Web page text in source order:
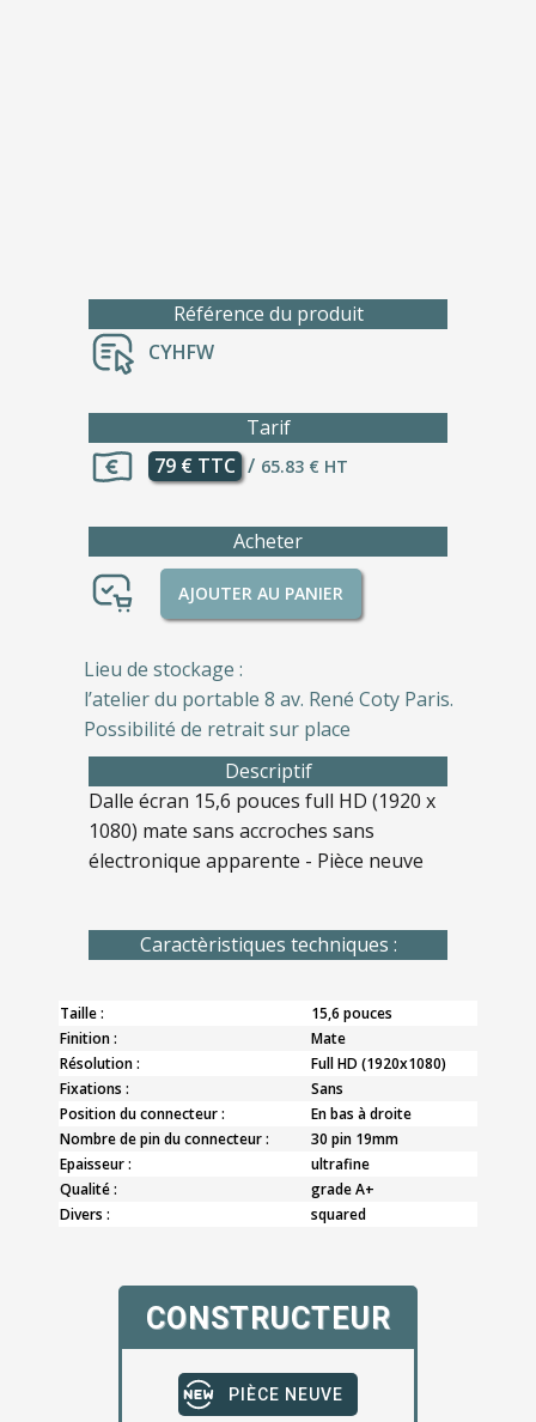
Référence du produit
CYHFW
Tarif
79 € TTC / 65.83 € HT
Acheter
AJOUTER AU PANIER
Lieu de stockage :
l’atelier du portable 8 av. René Coty Paris.
Possibilité de retrait sur place
Descriptif
Dalle écran 15,6 pouces full HD (1920 x
1080) mate sans accroches sans
électronique apparente - Pièce neuve
Caractèristiques techniques :
Taille :
15,6 pouces
Finition :
Mate
Résolution :
Full HD (1920x1080)
Fixations :
Sans
Position du connecteur :
En bas à droite
Nombre de pin du connecteur :
30 pin 19mm
Epaisseur :
ultrafine
Qualité :
grade A+
Divers :
squared
CONSTRUCTEUR
PIÈCE NEUVE